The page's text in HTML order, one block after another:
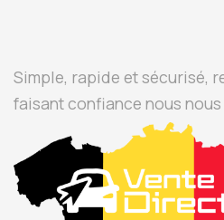
Simple, rapide et sécurisé,
faisant confiance nous